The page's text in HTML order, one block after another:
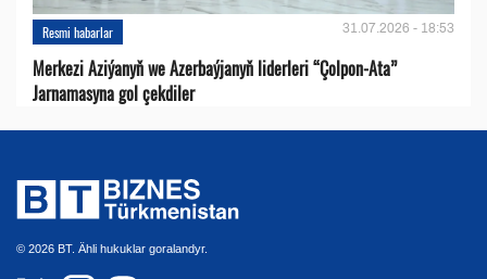
Resmi habarlar 31.07.2026 - 18:53
Merkezi Aziýanyň we Azerbaýjanyň liderleri “Çolpon-Ata”
Jarnamasyna gol çekdiler
© 2026 BT. Ähli hukuklar goralandyr.